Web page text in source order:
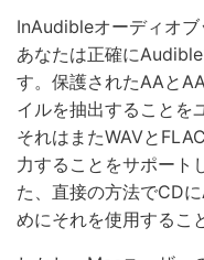
InAudibleオーディオブ
あなたは正確に
す。保護されたAAと
イルを抽出することを
それはまたWAVと
力することをサポート
た、直接の方法でCD
めにそれを使用するこ